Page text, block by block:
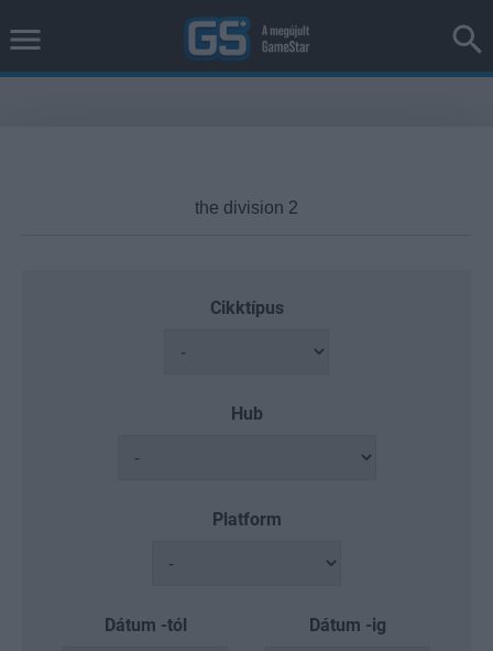
Cikktípus
Hub
Platform
Dátum -tól Dátum -ig